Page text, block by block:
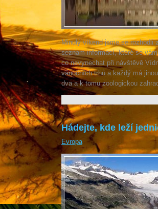
Minulý víkend jsme se rozhodli
seznam informací, které se
co nevynechat při návštěvě
vánočních trhů a každý má
dva a k tomu zoologickou
Hádejte, kde leží
Evropa